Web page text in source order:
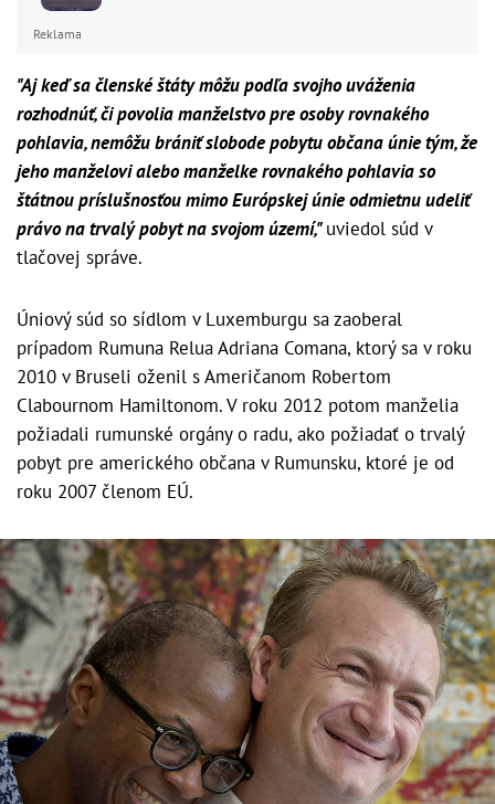
Reklama
"Aj keď sa členské štáty môžu podľa svojho uváženia
rozhodnúť, či povolia manželstvo pre osoby rovnakého
pohlavia, nemôžu brániť slobode pobytu občana únie tým, že
jeho manželovi alebo manželke rovnakého pohlavia so
štátnou príslušnosťou mimo Európskej únie odmietnu udeliť
právo na trvalý pobyt na svojom území,"uviedol súd v
tlačovej správe.
Úniový súd so sídlom v Luxemburgu sa zaoberal
prípadom Rumuna Relua Adriana Comana, ktorý sa v roku
2010 v Bruseli oženil s Američanom Robertom
Clabournom Hamiltonom. V roku 2012 potom manželia
požiadali rumunské orgány o radu, ako požiadať o trvalý
pobyt pre amerického občana v Rumunsku, ktoré je od
roku 2007 členom EÚ.